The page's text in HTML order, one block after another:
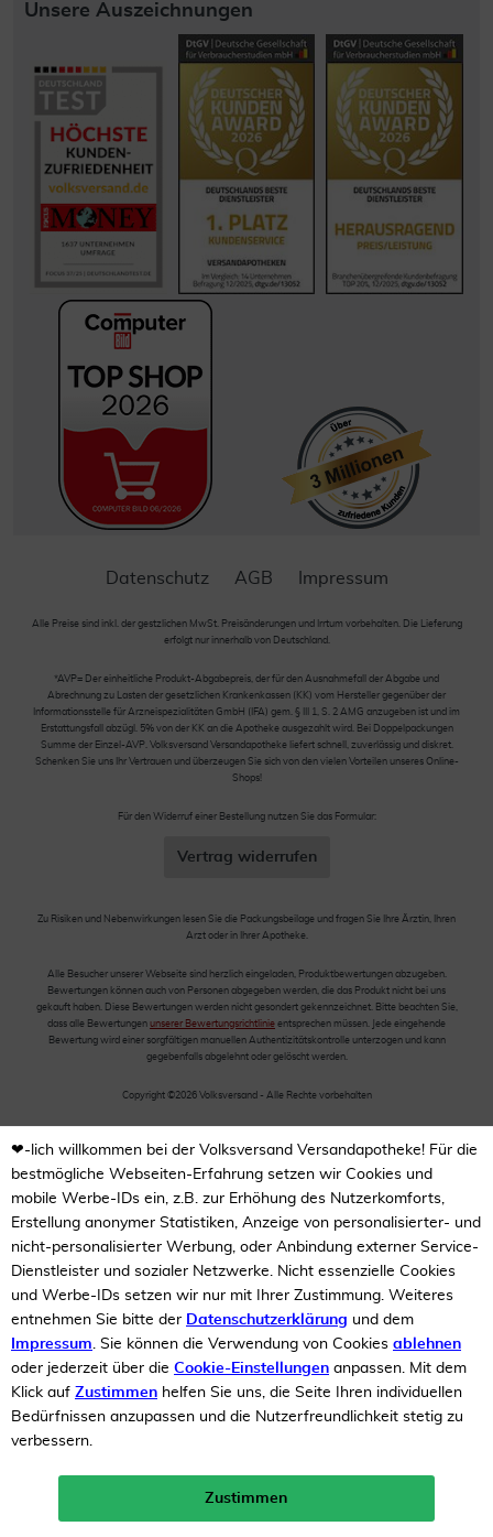
10%
Neukunden-Rabatt ab 49€!
mehr erfahren >
Unsere Auszeichnungen
Datenschutz AGB Impressum
Alle Preise sind inkl. der gestzlichen MwSt. Preisänderungen und Irrtum vorbehalten. Die Lieferung
erfolgt nur innerhalb von Deutschland.
*AVP= Der einheitliche Produkt-Abgabepreis, der für den Ausnahmefall der Abgabe und
Abrechnung zu Lasten der gesetzlichen Krankenkassen (KK) vom Hersteller gegenüber der
Informationsstelle für Arzneispezialitäten GmbH (IFA) gem. § III 1, S. 2 AMG anzugeben ist und im
Erstattungsfall abzügl. 5% von der KK an die Apotheke ausgezahlt wird. Bei Doppelpackungen
Summe der Einzel-AVP. Volksversand Versandapotheke liefert schnell, zuverlässig und diskret.
Schenken Sie uns Ihr Vertrauen und überzeugen Sie sich von den vielen Vorteilen unseres Online-
Shops!
Für den Widerruf einer Bestellung nutzen Sie das Formular:
Vertrag widerrufen
Zu Risiken und Nebenwirkungen lesen Sie die Packungsbeilage und fragen Sie Ihre Ärztin, Ihren
Arzt oder in Ihrer Apotheke.
Alle Besucher unserer Webseite sind herzlich eingeladen, Produktbewertungen abzugeben.
Bewertungen können auch von Personen abgegeben werden, die das Produkt nicht bei uns
gekauft haben. Diese Bewertungen werden nicht gesondert gekennzeichnet. Bitte beachten Sie,
dass alle Bewertungen unserer Bewertungsrichtlinie entsprechen müssen. Jede eingehende
Bewertung wird einer sorgfältigen manuellen Authentizitätskontrolle unterzogen und kann
gegebenfalls abgelehnt oder gelöscht werden.
Copyright ©2026 Volksversand - Alle Rechte vorbehalten
❤-lich willkommen bei der Volksversand Versandapotheke! Für die
bestmögliche Webseiten-Erfahrung setzen wir Cookies und
mobile Werbe-IDs ein, z.B. zur Erhöhung des Nutzerkomforts,
Erstellung anonymer Statistiken, Anzeige von personalisierter- und
nicht-personalisierter Werbung, oder Anbindung externer Service-
Dienstleister und sozialer Netzwerke. Nicht essenzielle Cookies
und Werbe-IDs setzen wir nur mit Ihrer Zustimmung. Weiteres
entnehmen Sie bitte der Datenschutzerklärung und dem
Impressum. Sie können die Verwendung von Cookies ablehnen
oder jederzeit über die Cookie-Einstellungen anpassen. Mit dem
Klick auf Zustimmen helfen Sie uns, die Seite Ihren individuellen
Bedürfnissen anzupassen und die Nutzerfreundlichkeit stetig zu
verbessern.
Zustimmen